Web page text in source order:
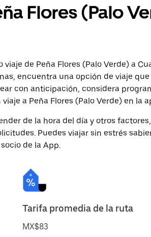
Flores (Palo
de Peña Flores (Palo Verde) a
encuentra una opción de viaje
con anticipación, considera
a Peña Flores (Palo Verde) en la
de la hora del día y otros
Puedes viajar sin estrés
de la App.
Tarifa promedia de la ruta
MX$83